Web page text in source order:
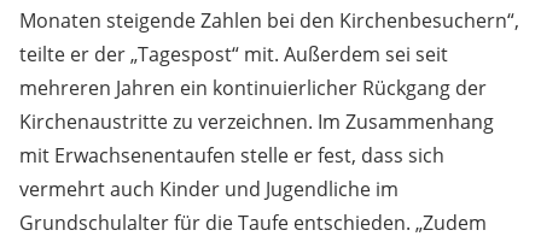
Monaten steigende Zahlen bei den Kirchenbesuchern“,
teilte er der „Tagespost“ mit. Außerdem sei seit
mehreren Jahren ein kontinuierlicher Rückgang der
Kirchenaustritte zu verzeichnen. Im Zusammenhang
mit Erwachsenentaufen stelle er fest, dass sich
vermehrt auch Kinder und Jugendliche im
Grundschulalter für die Taufe entschieden. „Zudem